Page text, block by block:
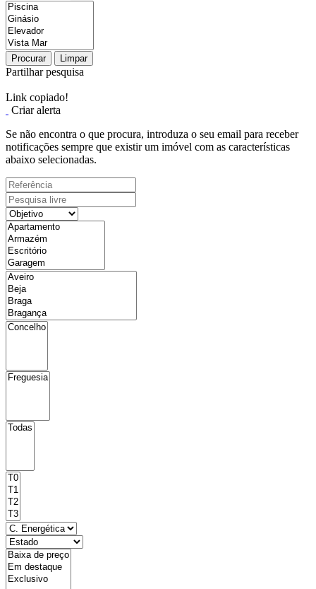
Procurar Limpar
Partilhar pesquisa
Link copiado!
Criar alerta
Se não encontra o que procura, introduza o seu email para receber
notificações sempre que existir um imóvel com as características
abaixo selecionadas.